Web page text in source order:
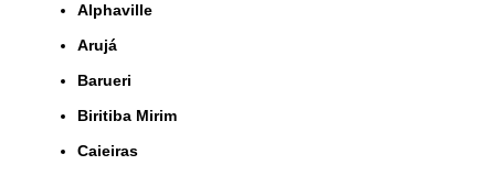
Alphaville
Arujá
Barueri
Biritiba Mirim
Caieiras